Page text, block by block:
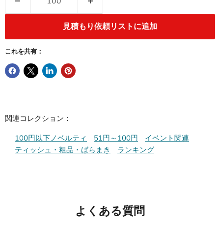
見積もり依頼リストに追加
これを共有：
関連コレクション：
100円以下ノベルティ
51円～100円
イベント関連
ティッシュ・粗品・ばらまき
ランキング
よくある質問